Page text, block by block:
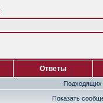
Ответы
Подходящих
Показать